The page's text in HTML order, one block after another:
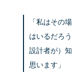
「私はその
はいるだろ
設計者が）
思います」